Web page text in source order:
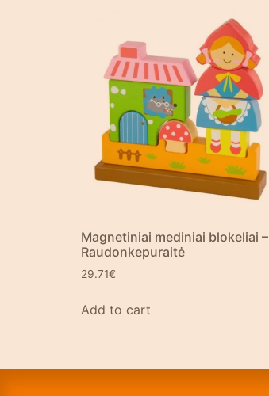
Magnetiniai mediniai blokeliai –
Raudonkepuraitė
29.71€
Add to cart